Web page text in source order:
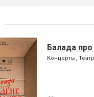
Балада
Концерты,